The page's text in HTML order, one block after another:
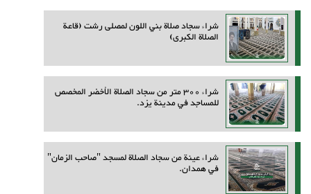
شراء سجاد صلاة بني اللون لمصلى رشت (قاعة
الصلاة الكبرى)
شراء 300 متر من سجاد الصلاة الأخضر المخصص
للمساجد في مدينة يزد.
شراء عينة من سجاد الصلاة لمسجد "صاحب الزمان"
في همدان.